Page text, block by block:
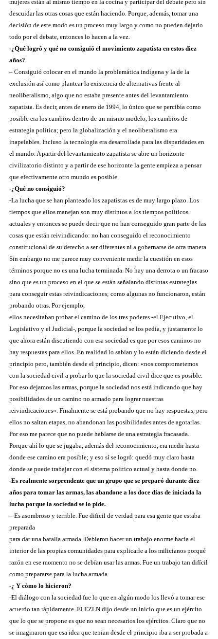
mujeres están al mismo tiempo en la cocina y participar del debate pero sin
descuidar las otras cosas que están haciendo. Porque, además, tomar una
decisión de este modo es un proceso muy largo y como no pueden dejarlo
todo por el debate, entonces lo hacen a la vez.
-¿Qué logró y qué no consiguió el movimiento zapatista en estos diez
años?
– Consiguió colocar en el mundo la problemática indígena y la de la
exclusión así como plantear la existencia de alternativas frente al
neoliberalismo, algo que no estaba presente antes del levantamiento
zapatista. Es decir, antes de enero de 1994, lo único que se percibía como
posible era los cambios dentro de un mismo modelo, los cambios de
estrategia política; pero la globalización y el neoliberalismo era
inapelables. Incluso la tecnología era desarrollada para las disparidades en
el mundo. A partir del levantamiento zapatista se abre un horizonte
civilizatorio distinto y a partir de ese horizonte la gente empieza a pensar
que efectivamente otro mundo es posible.
-¿Qué no consiguió?
-La lucha que se han planteado los zapatistas es de muy largo plazo. Los
tiempos que ellos manejan son muy distintos a los tiempos políticos
actuales y entonces se puede decir que no han conseguido gran parte de las
cosas que están reivindicando: no han conseguido el reconocimiento
constitucional de su derecho a ser diferentes ni a gobernarse de otra manera
Sin embargo no me parece muy conveniente medir la cuestión en esos
términos porque no es una lucha terminada. No hay una derrota o un fracaso
sino que es un proceso en el que se están señalando distintas estrategias
para conseguir estas reivindicaciones; como algunas no funcionaron, están
probando otras. Por ejemplo,
ellos necesitaban probar el camino de los tres poderes -el Ejecutivo, el
Legislativo y el Judicial-, porque la sociedad se los pedía, y justamente lo
que ahora están discutiendo con esa sociedad es que por esos caminos no
hay respuestas para ellos. En realidad lo sabían y lo están diciendo desde el
principio pero, también desde el principio, dicen: «nos comprometemos
con la sociedad civil a probar lo que la sociedad civil dice que es posible.
Por eso dejamos las armas, porque la sociedad nos está indicando que hay
posibilidades de un camino no armado para lograr nuestras
reivindicaciones». Finalmente se está probando que no hay respuestas, pero
ellos no saltan etapas, no abandonan las posibilidades antes de agotarlas.
Por eso me parece que no puede hablarse de una estrategia fracasada.
Porque ahí lo que se jugaba, además del reconocimiento, era medir hasta
donde ese camino era posible; y eso sí se logró: quedó muy claro hasta
donde se puede trabajar con el sistema político actual y hasta donde no.
-Es realmente sorprendente que un grupo que se preparó durante diez
años para tomar las armas, las abandone a los doce días de iniciada la
lucha porque la sociedad se lo pide.
– Es asombroso y terrible. Fue difícil de verdad para esa gente que estaba
preparada
para dar una batalla armada. Debieron hacer un trabajo enorme hacia el
interior de las propias comunidades para explicarle a los milicianos porqué
razón en ese momento no se debían usar las armas. Fue un trabajo tan difícil
como prepararse para la lucha armada.
-¿ Y cómo lo hicieron?
-El diálogo con la sociedad fue lo que en algún modo los llevó a tomar ese
acuerdo tan rápidamente. El EZLN dijo desde un inicio que es un ejército
que lo que se propone es que no sean necesarios los ejércitos. Claro que no
se imaginaron que esa idea que tenían desde el principio iba a ser probada a